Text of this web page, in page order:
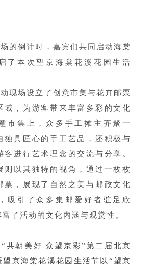
的倒计时，嘉宾们共同启动海棠
了本次望京海棠花溪花园生活
现场设立了创意市集与花卉邮票
域，为游客带来丰富多彩的文化
市集上，众多手工摊主齐聚一
独具匠心的手工艺品，还积极与
客进行艺术理念的交流与分享。
则以其独特的视角，通过一枚枚
票，展现了自然之美与邮政文化
吸引了众多集邮爱好者驻足欣
了活动的文化内涵与观赏性。
共朝美好 众望京彩”第二届北京
望京海棠花溪花园生活节以“望京